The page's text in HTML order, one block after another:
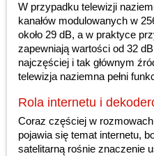
W przypadku telewizji
kanałów modulowanych w
około 29 dB, a w praktyce
zapewniają wartości od 32
najczęściej i tak głównym
telewizja naziemna pełni
Rola internetu i
Coraz częściej w
pojawia się temat internetu,
satelitarną rośnie znaczenie